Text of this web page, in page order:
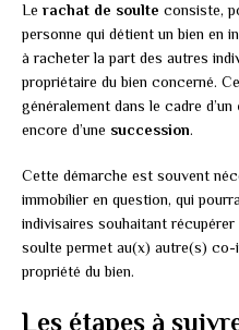
Le rachat de soulte consiste,
personne qui détient un bien en
à racheter la part des autres
propriétaire du bien concerné.
généralement dans le cadre d’un
encore d’une succession.
Cette démarche est souvent
immobilier en question, qui
indivisaires souhaitant
soulte permet au(x) autre(s) co-
propriété du bien.
Les étapes à